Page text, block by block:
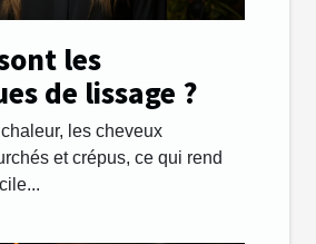
les
de lissage ?
les cheveux
et crépus, ce qui rend